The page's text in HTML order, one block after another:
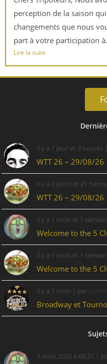
perception de la saison
changements que nous
part à votre participation
Lire la suite
il y a 1 jour et 3 heures
WTT 26 – 29/08/26
il y a 2 jours et 21
WTT 26 – 29/08/26
il y a 1 mois et 1
Welcome to the 5
il y a 1 mois et 1
Welcome to the 5
il y a 7 mois | par
Broadway et
7 Août 2026 à 09:21 |